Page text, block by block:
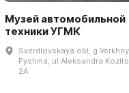
Музей автомобильной
техники УГМК
Sverdlovskaya obl, g
Pyshma, ul Aleksandra
2A